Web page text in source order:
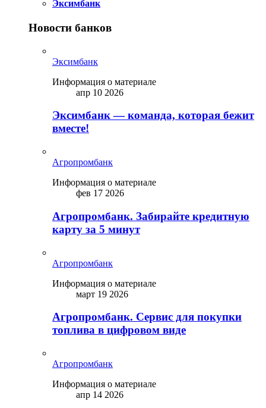
Эксимбанк
Новости банков
Эксимбанк
Информация о материале
апр 10 2026
Эксимбанк — команда, которая бежит
вместе!
Агропромбанк
Информация о материале
фев 17 2026
Агропромбанк. Забирайте кредитную
карту за 5 минут
Агропромбанк
Информация о материале
март 19 2026
Агропромбанк. Сервис для покупки
топлива в цифровом виде
Агропромбанк
Информация о материале
апр 14 2026